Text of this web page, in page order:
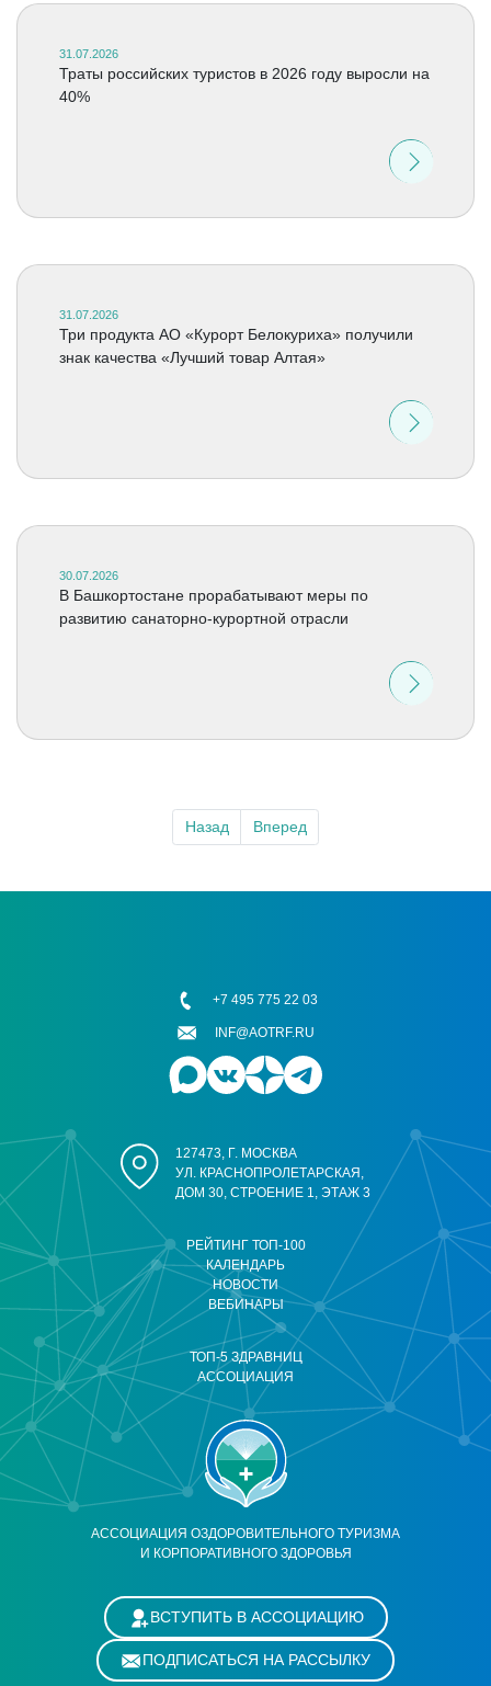
31.07.2026
Траты российских туристов в 2026 году выросли на
40%
31.07.2026
Три продукта АО «Курорт Белокуриха» получили
знак качества «Лучший товар Алтая»
30.07.2026
В Башкортостане прорабатывают меры по
развитию санаторно-курортной отрасли
Назад Вперед
АССОЦИАЦИЯ ОЗДОРОВИТЕЛЬНОГО ТУРИЗМА
И КОРПОРАТИВНОГО ЗДОРОВЬЯ
РЕЙТИНГ ТОП-100
КАЛЕНДАРЬ
НОВОСТИ
ВЕБИНАРЫ
ТОП-5 ЗДРАВНИЦ
АССОЦИАЦИЯ
127473, Г. МОСКВА
УЛ. КРАСНОПРОЛЕТАРСКАЯ,
ДОМ 30, СТРОЕНИЕ 1, ЭТАЖ 3
+7 495 775 22 03
INF@AOTRF.RU
ВСТУПИТЬ В АССОЦИАЦИЮ
ПОДПИСАТЬСЯ НА РАССЫЛКУ